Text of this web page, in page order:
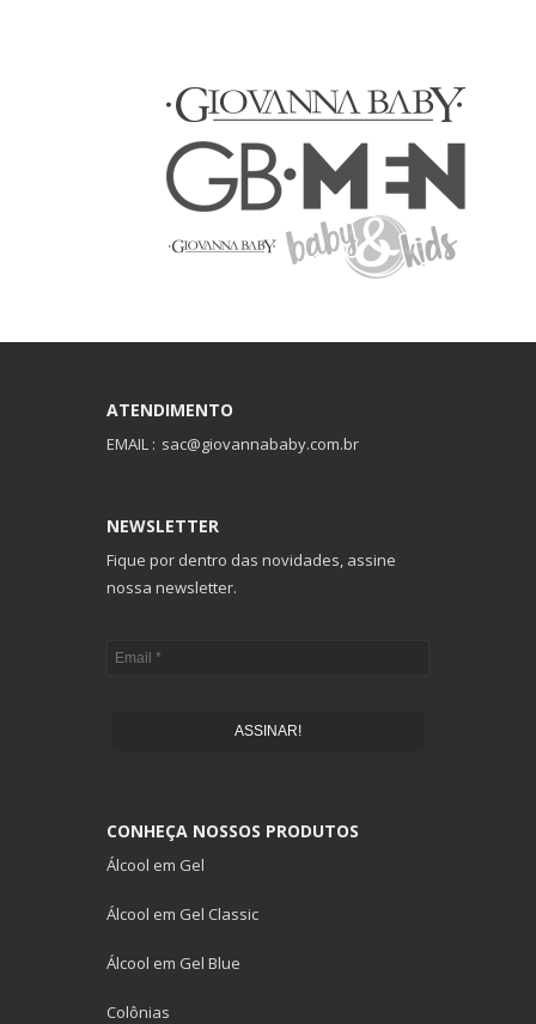
ATENDIMENTO
EMAIL : sac@giovannababy.com.br
NEWSLETTER
Fique por dentro das novidades, assine
nossa newsletter.
ASSINAR!
CONHEÇA NOSSOS PRODUTOS
Álcool em Gel
Álcool em Gel Classic
Álcool em Gel Blue
Colônias